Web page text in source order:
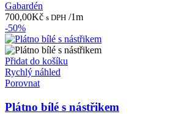
Gabardén
700,00Kč s DPH /1m
-50%
Přidat do košíku
Rychlý náhled
Porovnat
Plátno bílé s nástřikem